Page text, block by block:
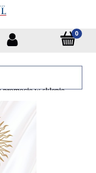
promocje w sklepie